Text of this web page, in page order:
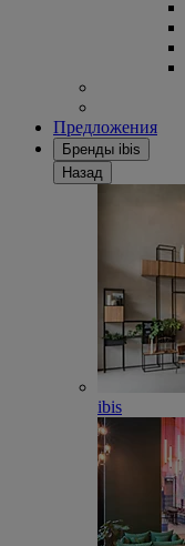
Предложения
Бренды ibis
Назад
ibis